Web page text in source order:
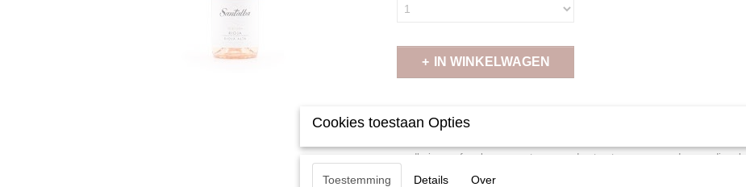
IN WINKELWAGEN
Omschrijving
De kleur is heel licht zalm roze en helder. Deze rosé heeft intense
aardbeien en frambozen, met een goede structuur, zuurgraad en medium
rosé laat een lange fruitige afdronk achter.
Cookies toestaan Opties
Toestemming Details Over